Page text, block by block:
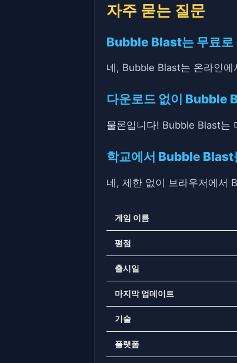
자주 묻는 질문
Bubble Blast는 무료로
네, Bubble Blast는 온라인
다운로드 없이 Bubble
물론입니다! Bubble Blast는
학교에서 Bubble Blast
네, 제한 없이 브라우저에서
게임 이름
평점
출시일
마지막 업데이트
기술
플랫폼